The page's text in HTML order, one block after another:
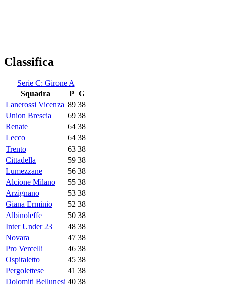
Classifica
Serie C: Girone A
Squadra
P G
Lanerossi Vicenza 89 38
Union Brescia
69 38
Renate
64 38
Lecco
64 38
Trento
63 38
Cittadella
59 38
Lumezzane
56 38
Alcione Milano
55 38
Arzignano
53 38
Giana Erminio
52 38
Albinoleffe
50 38
Inter Under 23
48 38
Novara
47 38
Pro Vercelli
46 38
Ospitaletto
45 38
Pergolettese
41 38
Dolomiti Bellunesi 40 38